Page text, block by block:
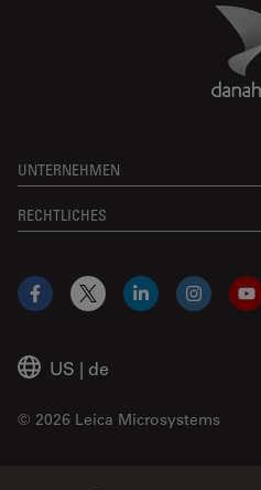
UNTERNEHMEN
RECHTLICHES
US | de
© 2026 Leica Microsystems
Facebook
X LinkedIn